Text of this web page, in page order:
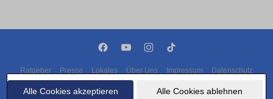
Alle Cookies akzeptieren Alle Cookies ablehnen
Ratgeber Presse Lokales Über Uns Impressum Datenschutz